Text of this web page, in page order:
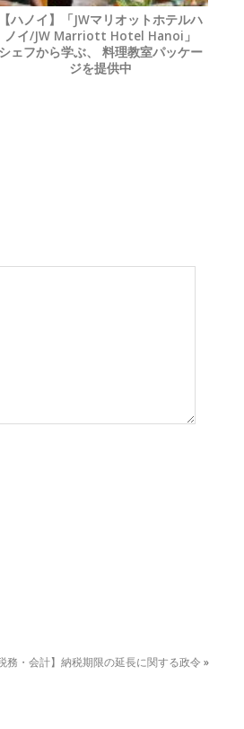
【ハノイ】「JWマリオットホテルハ
ノイ/JW Marriott Hotel Hanoi」
シェフから学ぶ、 料理教室パッケー
ジを提供中
務・会計】納税期限の延長に関する政令 »